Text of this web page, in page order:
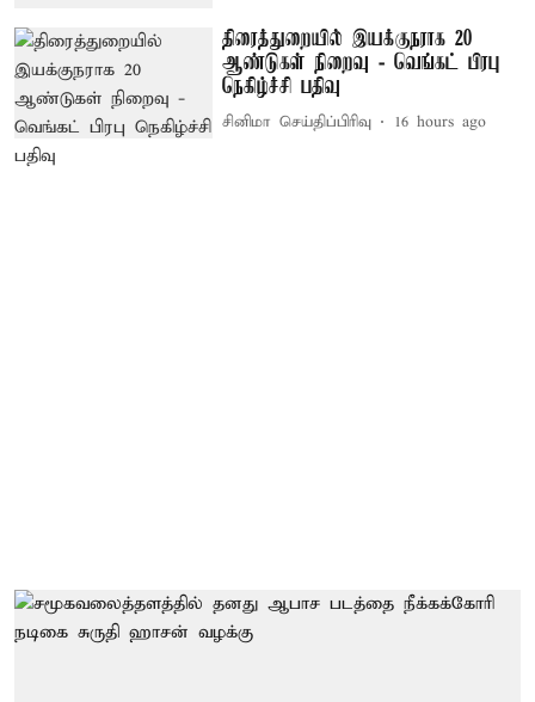
திரைத்துறையில் இயக்குநராக 20
ஆண்டுகள் நிறைவு - வெங்கட் பிரபு
நெகிழ்ச்சி பதிவு
சினிமா செய்திப்பிரிவு 16 hours ago